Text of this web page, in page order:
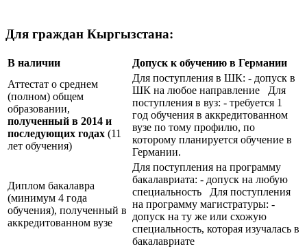
Для граждан Кыргызстана:
В наличии
Допуск к обучению в Германии
Аттестат о среднем
(полном) общем
образовании,
полученный в 2014 и
последующих годах (11
лет обучения)
Для поступления в ШК: - допуск в
ШК на любое направление Для
поступления в вуз: - требуется 1
год обучения в аккредитованном
вузе по тому профилю, по
которому планируется обучение в
Германии.
Диплом бакалавра
(минимум 4 года
обучения), полученный в
аккредитованном вузе
Для поступления на программу
бакалавриата: - допуск на любую
специальность Для поступления
на программу магистратуры: -
допуск на ту же или схожую
специальность, которая изучалась в
бакалавриате